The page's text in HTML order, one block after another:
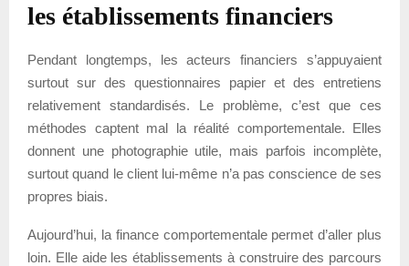
les établissements financiers
Pendant longtemps, les acteurs financiers s’appuyaient
surtout sur des questionnaires papier et des entretiens
relativement standardisés. Le problème, c’est que ces
méthodes captent mal la réalité comportementale. Elles
donnent une photographie utile, mais parfois incomplète,
surtout quand le client lui-même n’a pas conscience de ses
propres biais.
Aujourd’hui, la finance comportementale permet d’aller plus
loin. Elle aide les établissements à construire des parcours